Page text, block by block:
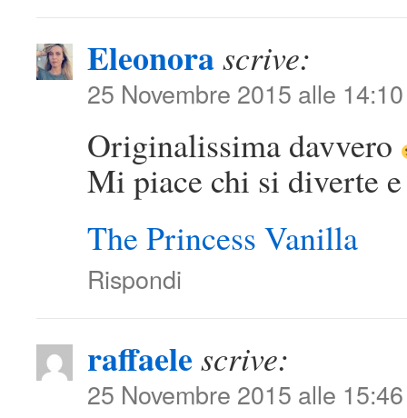
Eleonorascrive:
25 Novembre 2015 alle 14:10
Originalissima davvero
Mi piace chi si diverte
The Princess Vanilla
Rispondi
raffaele scrive:
25 Novembre 2015 alle 15:46